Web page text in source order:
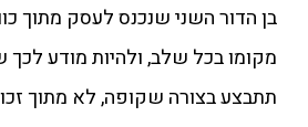
בן הדור השני שנכנס לעסק מתוך
מקומו בכל שלב, ולהיות מודע
תתבצע בצורה שקופה, לא מתוך